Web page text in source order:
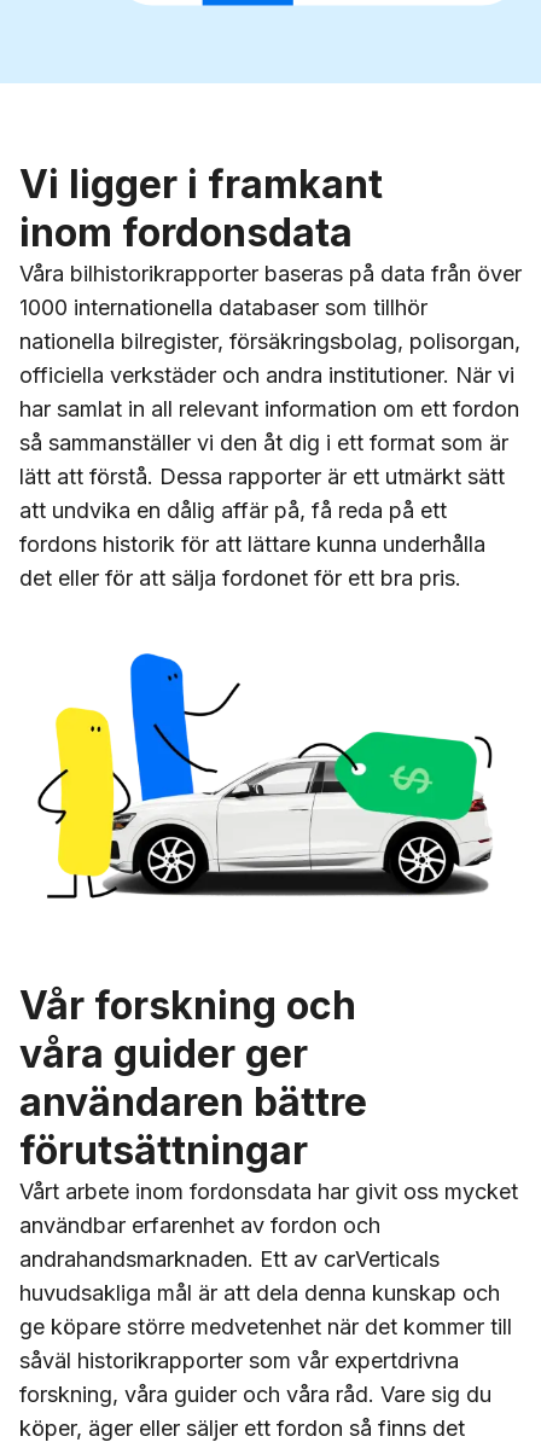
Vi ligger i framkant
inom fordonsdata
Våra bilhistorikrapporter baseras på data från över
1000 internationella databaser som tillhör
nationella bilregister, försäkringsbolag, polisorgan,
officiella verkstäder och andra institutioner. När vi
har samlat in all relevant information om ett fordon
så sammanställer vi den åt dig i ett format som är
lätt att förstå. Dessa rapporter är ett utmärkt sätt
att undvika en dålig affär på, få reda på ett
fordons historik för att lättare kunna underhålla
det eller för att sälja fordonet för ett bra pris.
Vår forskning och
våra guider ger
användaren bättre
förutsättningar
Vårt arbete inom fordonsdata har givit oss mycket
användbar erfarenhet av fordon och
andrahandsmarknaden. Ett av carVerticals
huvudsakliga mål är att dela denna kunskap och
ge köpare större medvetenhet när det kommer till
såväl historikrapporter som vår expertdrivna
forskning, våra guider och våra råd. Vare sig du
köper, äger eller säljer ett fordon så finns det